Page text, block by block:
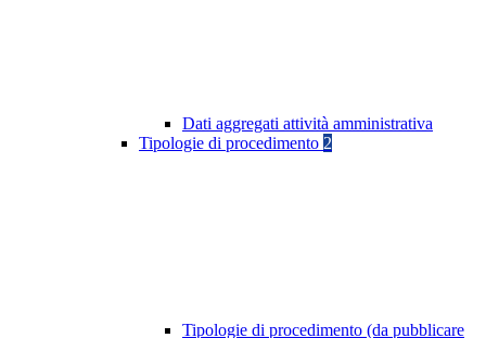
Dati aggregati attività amministrativa
Tipologie di procedimento 2
Tipologie di procedimento (da pubblicare